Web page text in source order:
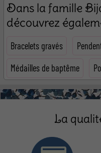
Dans la famille
découvrez
Bracelets gravés
Médailles de baptême
La